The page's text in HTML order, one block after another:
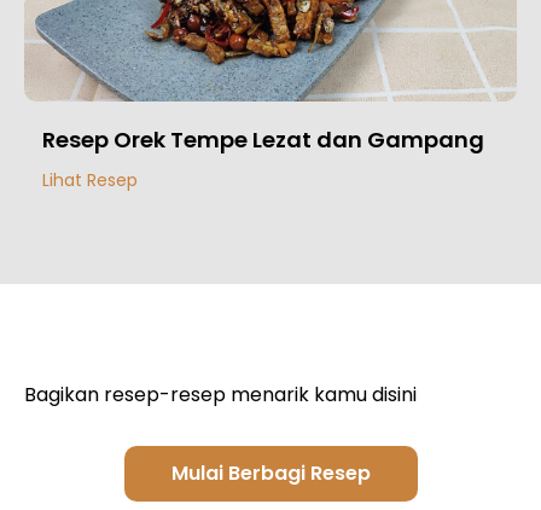
Resep Orek Tempe Lezat dan Gampang
Lihat Resep
Bagikan resep-resep menarik kamu disini
Mulai Berbagi Resep